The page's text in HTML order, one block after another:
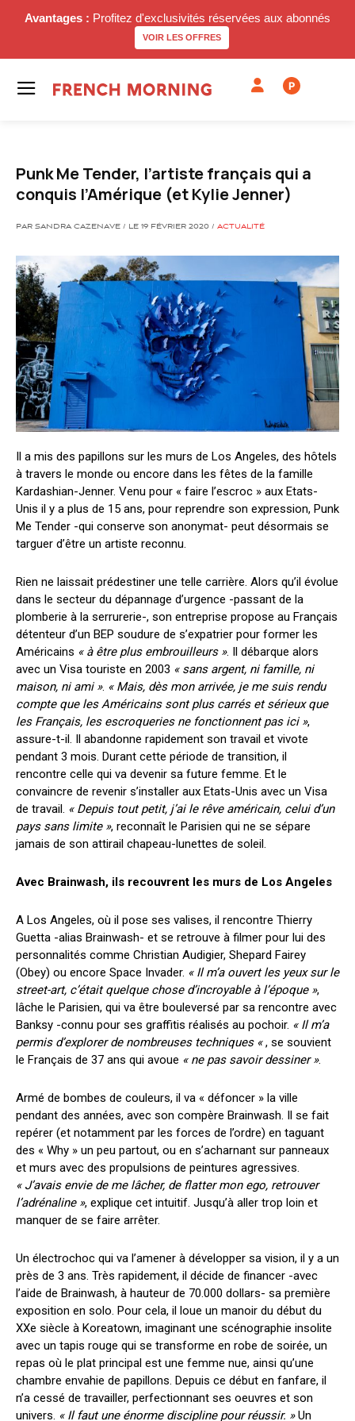
Avantages : Profitez d'exclusivités réservées aux abonnés
VOIR LES OFFRES
P
Punk Me Tender, l’artiste français qui a
conquis l’Amérique (et Kylie Jenner)
PAR SANDRA CAZENAVE / LE 19 FÉVRIER 2020 / ACTUALITÉ
Il a mis des papillons sur les murs de Los Angeles, des hôtels
à travers le monde ou encore dans les fêtes de la famille
Kardashian-Jenner. Venu pour « faire l’escroc » aux Etats-
Unis il y a plus de 15 ans, pour reprendre son expression, Punk
Me Tender -qui conserve son anonymat- peut désormais se
targuer d’être un artiste reconnu.
Rien ne laissait prédestiner une telle carrière. Alors qu’il évolue
dans le secteur du dépannage d’urgence -passant de la
plomberie à la serrurerie-, son entreprise propose au Français
détenteur d’un BEP soudure de s’expatrier pour former les
Américains « à être plus embrouilleurs ». Il débarque alors
avec un Visa touriste en 2003 « sans argent, ni famille, ni
maison, ni ami ». « Mais, dès mon arrivée, je me suis rendu
compte que les Américains sont plus carrés et sérieux que
les Français, les escroqueries ne fonctionnent pas ici »,
assure-t-il. Il abandonne rapidement son travail et vivote
pendant 3 mois. Durant cette période de transition, il
rencontre celle qui va devenir sa future femme. Et le
convaincre de revenir s’installer aux Etats-Unis avec un Visa
de travail. « Depuis tout petit, j’ai le rêve américain, celui d’un
pays sans limite », reconnaît le Parisien qui ne se sépare
jamais de son attirail chapeau-lunettes de soleil.
Avec Brainwash, ils recouvrent les murs de Los Angeles
A Los Angeles, où il pose ses valises, il rencontre Thierry
Guetta -alias Brainwash- et se retrouve à filmer pour lui des
personnalités comme Christian Audigier, Shepard Fairey
(Obey) ou encore Space Invader. « Il m’a ouvert les yeux sur le
street-art, c’était quelque chose d’incroyable à l’époque »,
lâche le Parisien, qui va être bouleversé par sa rencontre avec
Banksy -connu pour ses graffitis réalisés au pochoir. « Il m’a
permis d’explorer de nombreuses techniques «, se souvient
le Français de 37 ans qui avoue « ne pas savoir dessiner ».
Armé de bombes de couleurs, il va « défoncer » la ville
pendant des années, avec son compère Brainwash. Il se fait
repérer (et notamment par les forces de l’ordre) en taguant
des « Why » un peu partout, ou en s’acharnant sur panneaux
et murs avec des propulsions de peintures agressives.
« J’avais envie de me lâcher, de flatter mon ego, retrouver
l’adrénaline », explique cet intuitif. Jusqu’à aller trop loin et
manquer de se faire arrêter.
Un électrochoc qui va l’amener à développer sa vision, il y a un
près de 3 ans. Très rapidement, il décide de financer -avec
l’aide de Brainwash, à hauteur de 70.000 dollars- sa première
exposition en solo. Pour cela, il loue un manoir du début du
XXe siècle à Koreatown, imaginant une scénographie insolite
avec un tapis rouge qui se transforme en robe de soirée, un
repas où le plat principal est une femme nue, ainsi qu’une
chambre envahie de papillons. Depuis ce début en fanfare, il
n’a cessé de travailler, perfectionnant ses oeuvres et son
univers. « Il faut une énorme discipline pour réussir. »Un